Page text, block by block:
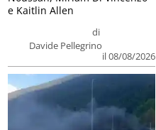
di
Davide Pellegrino
il 08/08/2026
e Kaitlin Allen